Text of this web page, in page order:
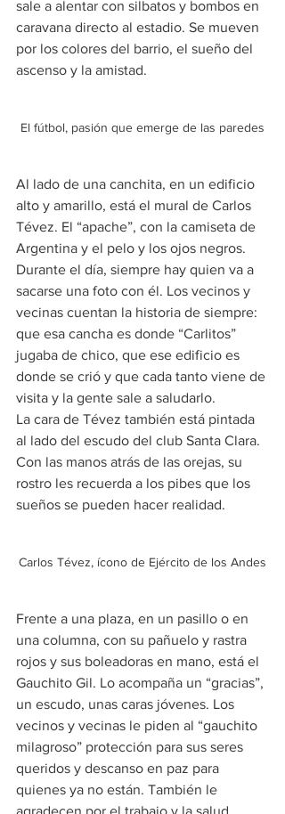
sale a alentar con silbatos y bombos en
caravana directo al estadio. Se mueven
por los colores del barrio, el sueño del
ascenso y la amistad.
El fútbol, pasión que emerge de las paredes
Al lado de una canchita, en un edificio
alto y amarillo, está el mural de Carlos
Tévez. El “apache”, con la camiseta de
Argentina y el pelo y los ojos negros.
Durante el día, siempre hay quien va a
sacarse una foto con él. Los vecinos y
vecinas cuentan la historia de siempre:
que esa cancha es donde “Carlitos”
jugaba de chico, que ese edificio es
donde se crió y que cada tanto viene de
visita y la gente sale a saludarlo.
La cara de Tévez también está pintada
al lado del escudo del club Santa Clara.
Con las manos atrás de las orejas, su
rostro les recuerda a los pibes que los
sueños se pueden hacer realidad.
Carlos Tévez, ícono de Ejército de los Andes
Frente a una plaza, en un pasillo o en
una columna, con su pañuelo y rastra
rojos y sus boleadoras en mano, está el
Gauchito Gil. Lo acompaña un “gracias”,
un escudo, unas caras jóvenes. Los
vecinos y vecinas le piden al “gauchito
milagroso” protección para sus seres
queridos y descanso en paz para
quienes ya no están. También le
agradecen por el trabajo y la salud.